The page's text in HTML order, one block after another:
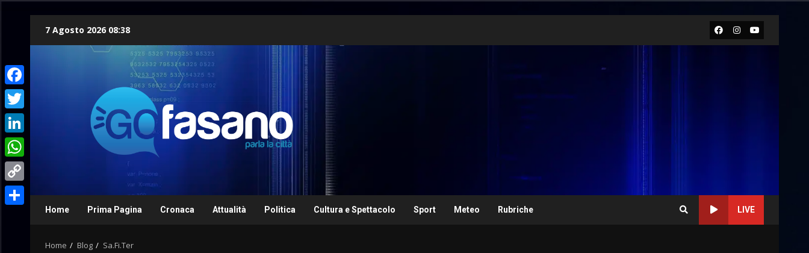
7 Agosto 2026 08:38 Facebook
Instagram
Youtube
Home Prima Pagina Cronaca Attualità Politica Cultura e Spettacolo Sport Meteo Rubriche LIVE
Home Blog Sa.Fi.Ter
Facebook
Twitter
LinkedIn
WhatsApp
Copy